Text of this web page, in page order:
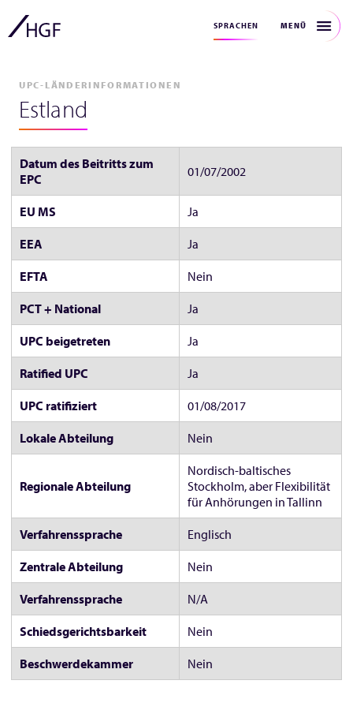
SPRACHEN MENÜ
UPC-LÄNDERINFORMATIONEN
Estland
Datum des Beitritts zum
EPC
01/07/2002
EU MS Ja
EEA Ja
EFTA Nein
PCT + National Ja
UPC beigetreten Ja
Ratified UPC Ja
UPC ratifiziert 01/08/2017
Lokale Abteilung Nein
Regionale Abteilung
Nordisch-baltisches
Stockholm, aber Flexibilität
für Anhörungen in Tallinn
Verfahrenssprache Englisch
Zentrale Abteilung Nein
Verfahrenssprache N/A
Schiedsgerichtsbarkeit Nein
Beschwerdekammer Nein